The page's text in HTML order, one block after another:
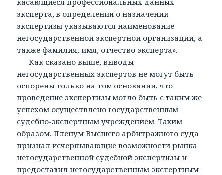
касающиеся профессиональных данных
эксперта, в определении о назначении
экспертизы указываются наименование
негосударственной экспертной организации, а
также фамилия, имя, отчество эксперта».
Как сказано выше, выводы
негосударственных экспертов не могут быть
оспорены только на том основании, что
проведение экспертизы могло быть с таким же
успехом осуществлено государственным
судебно-экспертным учреждением. Таким
образом, Пленум Высшего арбитражного суда
признал исчерпывающие возможности рынка
негосударственной судебной экспертизы и
предоставил негосударственным экспертным